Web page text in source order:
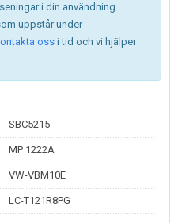
i din användning.
uppstår under
oss i tid och vi hjälper
SBC5215
MP 1222A
VW-VBM10E
LC-T121R8PG